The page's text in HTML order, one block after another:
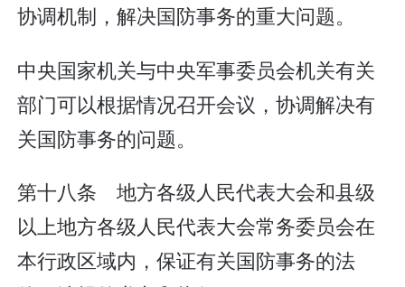
协调机制，解决国防事务的重大问题。
中央国家机关与中央军事委员会机关有关
部门可以根据情况召开会议，协调解决有
关国防事务的问题。
第十八条 地方各级人民代表大会和县级
以上地方各级人民代表大会常务委员会在
本行政区域内，保证有关国防事务的法